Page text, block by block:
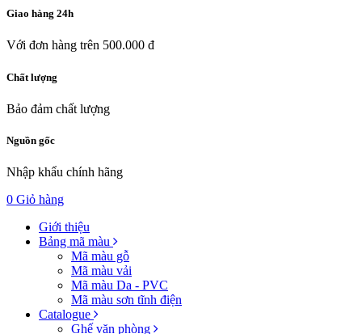
Giao hàng 24h
Với đơn hàng trên 500.000 đ
Chất lượng
Bảo đảm chất lượng
Nguồn gốc
Nhập khẩu chính hãng
0 Giỏ hàng
Giới thiệu
Bảng mã màu
Mã màu gỗ
Mã màu vải
Mã màu Da - PVC
Mã màu sơn tĩnh điện
Catalogue
Ghế văn phòng